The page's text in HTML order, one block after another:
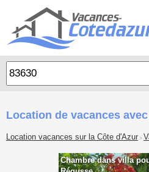
Location de vacances
Location vacances sur la Côte d'Azur >
Chambre dans villa